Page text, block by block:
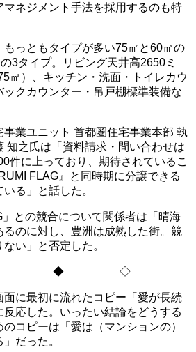
マネジメント手法を採用するのも特
もっともタイプが多い75㎡と60㎡の
3タイプ。リビング天井高2650 ミ
㎡）、キッチン・洗面・トイレカウ
ックカウンター・吊戸棚標準装備な
事業ユニット 首都圏住宅事業本部 執
知之氏は「資料請求・問い合わせは
件に上っており、期待されているこ
FLAG 』と同時期に分譲できる
る」と話した。
」との競合について関係者は「晴海
るのに対し、豊洲は成熟した街。競
い」と否定した。
◆ ◇
面に最初に流れたコピー「愛が長続
反応した。いったい結論をどうする
コピーは「愛は（マンションの）
だった。